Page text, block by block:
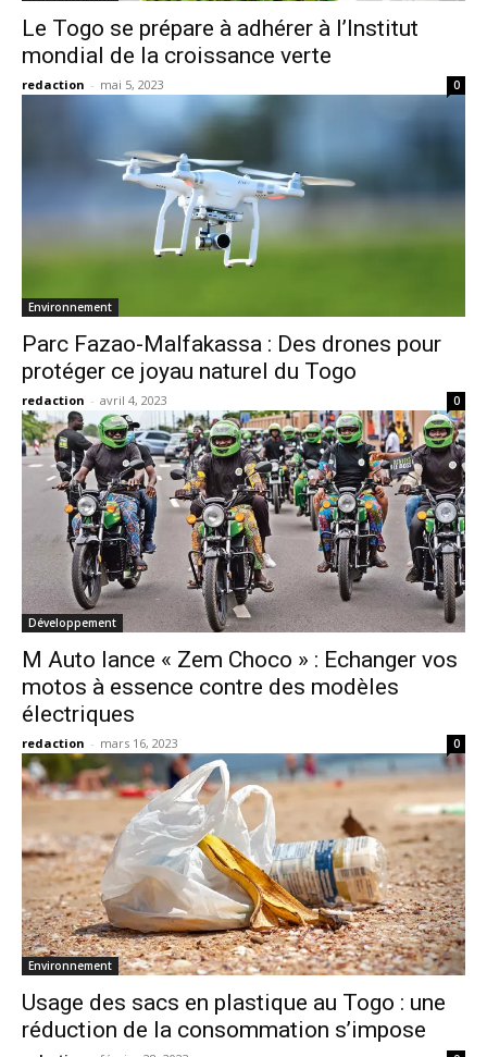
Le Togo se prépare à adhérer à l’Institut
mondial de la croissance verte
redaction - mai 5, 2023 0
Environnement
Parc Fazao-Malfakassa : Des drones pour
protéger ce joyau naturel du Togo
redaction - avril 4, 2023 0
Développement
M Auto lance « Zem Choco » : Echanger vos
motos à essence contre des modèles
électriques
redaction - mars 16, 2023 0
Environnement
Usage des sacs en plastique au Togo : une
réduction de la consommation s’impose